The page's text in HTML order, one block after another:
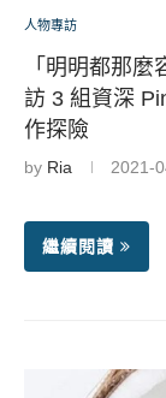
人物專訪
「明明都那
訪 3 組資深
作探險
by Ria 2021-
繼續閱讀